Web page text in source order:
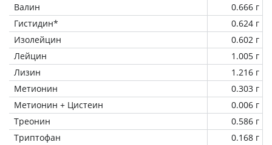
Валин
0.666 г
Гистидин*
0.624 г
Изолейцин
0.602 г
Лейцин
1.005 г
Лизин
1.216 г
Метионин
0.303 г
Метионин + Цистеин
0.006 г
Треонин
0.586 г
Триптофан
0.168 г